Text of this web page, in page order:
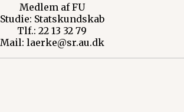
Medlem af FU
Studie: Statskundskab
Tlf.: 22 13 32 79
Mail: laerke@sr.au.dk